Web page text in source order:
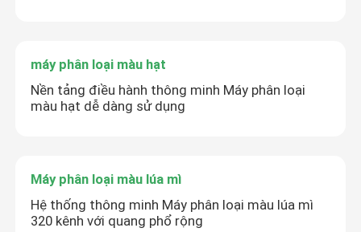
máy phân loại màu hạt
Nền tảng điều hành thông minh Máy phân loại
màu hạt dễ dàng sử dụng
Máy phân loại màu lúa mì
Hệ thống thông minh Máy phân loại màu lúa mì
320 kênh với quang phổ rộng